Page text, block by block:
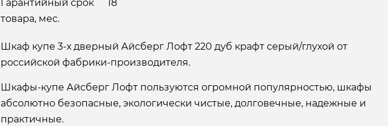
Гарантийный срок
товара, мес.
18
Шкаф купе 3-х дверный Айсберг Лофт 220 дуб крафт серый/глухой от
российской фабрики-производителя.
Шкафы-купе Айсберг Лофт пользуются огромной популярностью, шкафы
абсолютно безопасные, экологически чистые, долговечные, надежные и
практичные.